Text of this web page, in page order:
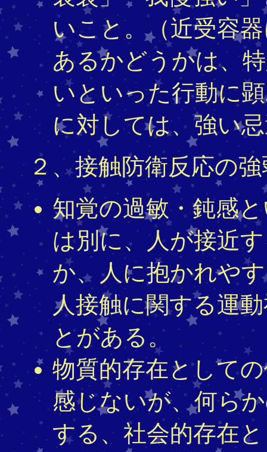
いこと。（近受容
あるかどうかは、
いといった行動に
に対しては、強い
２、接触防衛反応の
知覚の過敏・鈍感
は別に、人が接近
か、人に抱かれや
人接触に関する運
とがある。
物質的存在として
感じないが、何ら
する、社会的存在